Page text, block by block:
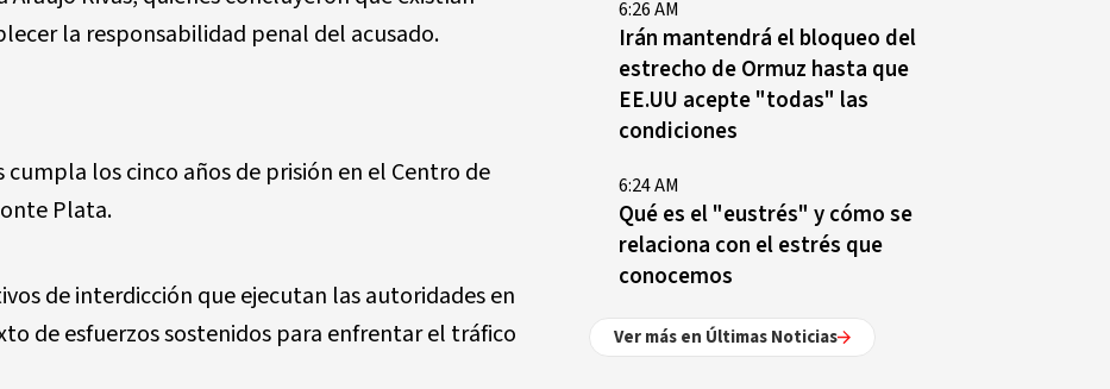
la responsabilidad penal del acusado.
cumpla los cinco años de prisión en el Centro de
Plata.
de interdicción que ejecutan las autoridades en
de esfuerzos sostenidos para enfrentar el tráfico
6:26 AM
Irán mantendrá el bloqueo del
estrecho de Ormuz hasta que
EE.UU acepte "todas" las
condiciones
6:24 AM
Qué es el "eustrés" y cómo se
relaciona con el estrés que
conocemos
Ver más en Últimas Noticias